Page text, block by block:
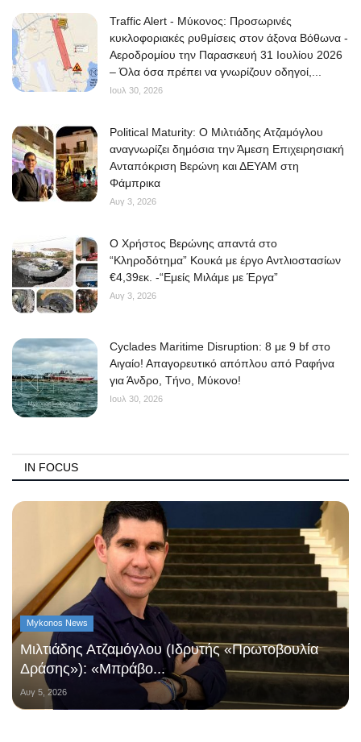
Traffic Alert - Μύκονος: Προσωρινές
κυκλοφοριακές ρυθμίσεις στον άξονα Βόθωνα -
Αεροδρομίου την Παρασκευή 31 Ιουλίου 2026
– Όλα όσα πρέπει να γνωρίζουν οδηγοί,...
Ιουλ 30, 2026
Political Maturity: Ο Μιλτιάδης Ατζαμόγλου
αναγνωρίζει δημόσια την Άμεση Επιχειρησιακή
Ανταπόκριση Βερώνη και ΔΕΥΑΜ στη
Φάμπρικα
Αυγ 3, 2026
O Χρήστος Βερώνης απαντά στο
“Κληροδότημα” Κουκά με έργο Αντλιοστασίων
€4,39εκ. -“Εμείς Μιλάμε με Έργα”
Αυγ 3, 2026
Cyclades Maritime Disruption: 8 με 9 bf στο
Αιγαίο! Απαγορευτικό απόπλου από Ραφήνα
για Άνδρο, Τήνο, Μύκονο!
Ιουλ 30, 2026
IN FOCUS
Mykonos News
Μιλτιάδης Ατζαμόγλου (Ιδρυτής «Πρωτοβουλία
Δράσης»): «Μπράβο...
Αυγ 5, 2026